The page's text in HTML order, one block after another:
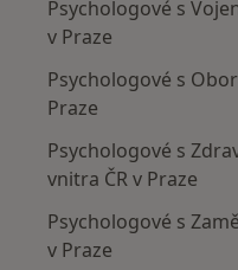
Psychologové s
v Praze
Psychologové s
Praze
Psychologové s
vnitra ČR v Praze
Psychologové s
v Praze